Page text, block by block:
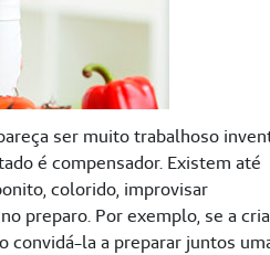
ser muito trabalhoso
é compensador. Existem até
colorido, improvisar
preparo. Por exemplo, se a
convidá-la a preparar juntos